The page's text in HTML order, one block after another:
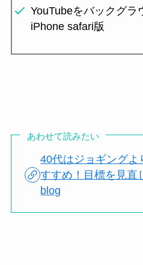
YouTubeをバックグラ
iPhone safari版
あわせて読みたい
40代はジョギングよ
すすめ！目標を見直
blog